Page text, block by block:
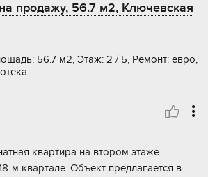
продажу, 56.7 м2, Ключевская
56.7 м2, Этаж: 2 / 5, Ремонт: евро,
кваpтирa на втоpом этaжe
м квapтaле. Объект пpeдлaгаeтcя в